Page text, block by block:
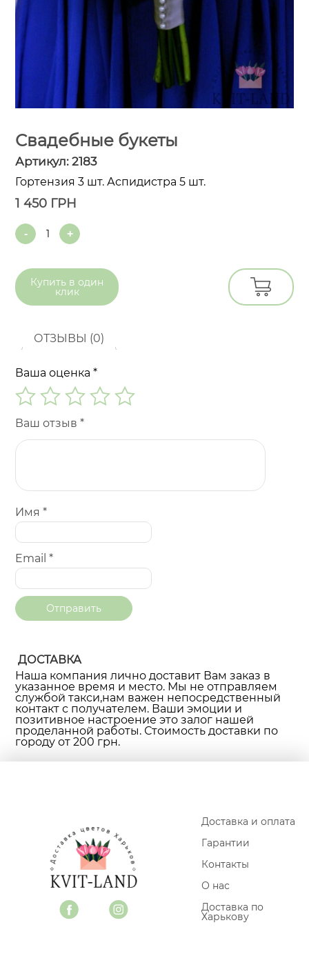
Свадебные букеты
Артикул:2183
Гортензия 3 шт. Аспидистра 5 шт.
1 450 ГРН
Quantity
Купить в один
клик
ОТЗЫВЫ (0)
Ваша оценка*
Ваш отзыв*
Имя*
Email*
ДОСТАВКА
Наша компания лично доставит Вам заказ в
указанное время и место. Мы не отправляем
службой такси,нам важен непосредственный
контакт с получателем. Ваши эмоции и
позитивное настроение это залог нашей
проделанной работы. Стоимость доставки по
городу от 200 грн.
Доставка и оплата
Гарантии
Контакты
О нас
Доставка по
Харькову